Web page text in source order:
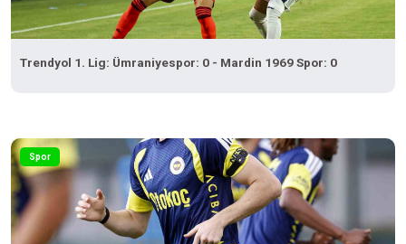
Trendyol 1. Lig: Ümraniyespor: 0 - Mardin 1969 Spor: 0
Spor